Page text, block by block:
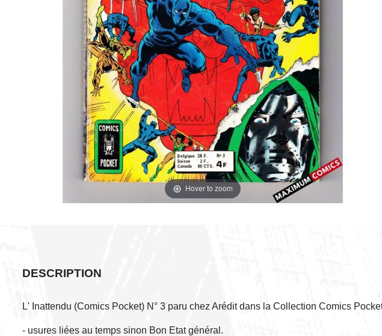
Hover to zoom
DESCRIPTION
L' Inattendu (Comics Pocket) N° 3 paru chez Arédit dans la Collection Comics
- usures liées au temps sinon Bon Etat général.